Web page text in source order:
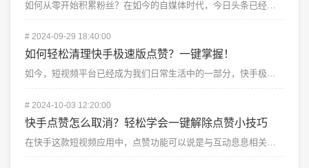
# 2024-09-29 18:40:00
如何轻松清理快手极速版点赞？一键掌握！
如今，短视频平台已经成为我们日常生活中的一部分，快手极速版凭借其简洁、流畅的使用体验，深受用户的喜爱...
# 2024-10-03 12:20:00
快手点赞怎么取消？轻松学会一键解除点赞小技巧